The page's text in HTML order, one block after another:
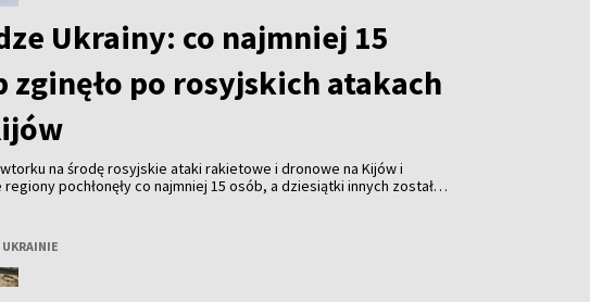
Ukrainy: co najmniej 15
zginęło po rosyjskich atakach
na środę rosyjskie ataki rakietowe i dronowe na Kijów i
pochłonęły co najmniej 15 osób, a dziesiątki innych zostały